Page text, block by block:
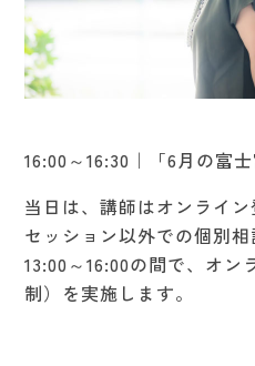
16:00～16:30｜「6月の富
当日は、講師はオンライン
セッション以外での個別相
13:00～16:00の間で、オ
制）を実施します。